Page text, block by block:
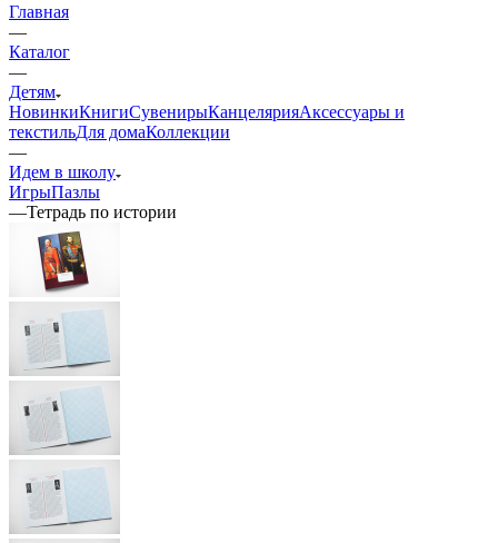
Главная
—
Каталог
—
Детям
НовинкиКнигиСувенирыКанцелярияАксессуары и
текстильДля домаКоллекции
—
Идем в школу
ИгрыПазлы
—Тетрадь по истории